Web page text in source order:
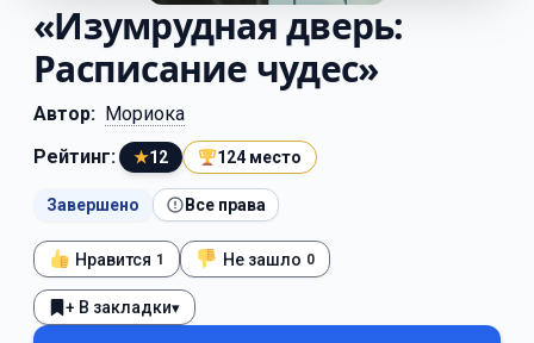
«Изумрудная дверь:
Расписание чудес»
Автор: Мориока
Рейтинг:
★12 124 место
Завершено Все права
Нравится 1 Не зашло 0
+ В закладки▾